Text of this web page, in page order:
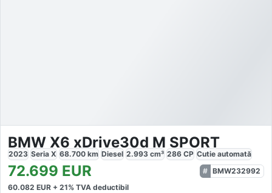
BMW X6 xDrive30d M SPORT
2023 Seria X 68.700 km Diesel 2.993 cm³ 286 CP Cutie automată
72.699 EUR
BMW232992
60.082 EUR + 21% TVA deductibil